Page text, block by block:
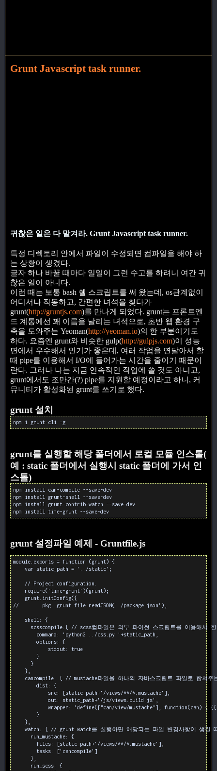
Grunt Javascript task runner.
귀찮은 일은 다 맡겨라. Grunt Javascript task runner.
특정 디렉토리 안에서 파일이 수정되면 컴파일을 해야 하
는 상황이 생겼다.
글자 하나 바꿀 때마다 일일이 그런 수고를 하려니 여간 귀
찮은 일이 아니다.
이런 때는 보통 bash 쉘 스크립트를 써 왔는데, os관계없이
어디서나 작동하고, 간편한 녀석을 찾다가
grunt(http://gruntjs.com)를 만나게 되었다. grunt는 프론트엔
드 계통에선 꽤 이름을 날리는 녀석으로, 초반 웹 환경 구
축을 도와주는 Yeoman(http://yeoman.io)의 한 부분이기도
하다. 요즘엔 grunt와 비슷한 gulp(http://gulpjs.com)이 성능
면에서 우수해서 인기가 좋은데, 여러 작업을 연달아서 할
때 pipe를 이용해서 I/O에 들어가는 시간을 줄이기 때문이
란다. 그러나 나는 지금 연속적인 작업에 쓸 것도 아니고,
grunt에서도 조만간(?) pipe를 지원할 예정이라고 하니, 커
뮤니티가 활성화된 grunt를 쓰기로 했다.
grunt 설치
npm i grunt-cli -g
grunt를 실행할 해당 폴더에서 로컬 모듈 인스톨(
예 : static 폴더에서 실행시 static 폴더에 가서 인
스톨)
npm install can-compile --save-dev
npm install grunt-shell --save-dev
npm install grunt-contrib-watch --save-dev
npm install time-grunt --save-dev
grunt 설정파일 예제 - Gruntfile.js
module.exports = function (grunt) {
    var static_path = '../static';
    // Project configuration.
    require('time-grunt')(grunt);
    grunt.initConfig({
//        pkg: grunt.file.readJSON('./package.json'),
    shell: {
scsscompile:{ // scss컴파일은 외부 파이썬 스크립트를 이용해서
        command: 'python2 ../css.py '+static_path,
        options: {
            stdout: true
        }
      }
    },
cancompile: { // mustache파일을 하나의 자바스크립트 파일로 합쳐주
        dist: {
            src: [static_path+'/views/**/*.mustache'],
            out: static_path+'/js/views.build.js',
wrapper: 'define(["can/view/mustache"], function(can) {
        }
    },
watch: { // grunt watch를 실행하면 해당되는 파일 변경사항이 생길
      run_mustache: {
        files: [static_path+'/views/**/*.mustache'],
        tasks: ['cancompile']
      },
      run_scss: {